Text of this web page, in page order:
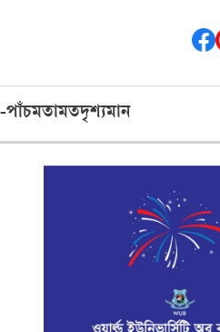
পাঁচমতামতদৃশ্যমান